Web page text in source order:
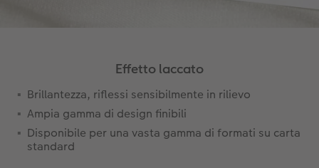
Effetto laccato
Brillantezza, riflessi sensibilmente in rilievo
Ampia gamma di design finibili
Disponibile per una vasta gamma di formati su carta
standard